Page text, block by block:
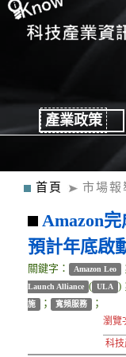
產業政策
首頁 市場報
Amazon完
預計年底啟
關鍵字： Amazon Leo
Launch Alliance ( ULA )
施 ； 寬頻服務 ；
瀏覽
科技